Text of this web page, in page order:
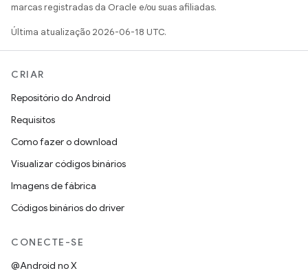
marcas registradas da Oracle e/ou suas afiliadas.
Última atualização 2026-06-18 UTC.
CRIAR
Repositório do Android
Requisitos
Como fazer o download
Visualizar códigos binários
Imagens de fábrica
Códigos binários do driver
CONECTE-SE
@Android no X